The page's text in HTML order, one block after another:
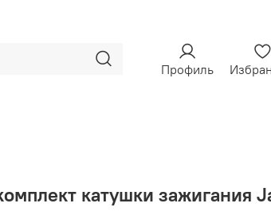
Профиль
катушки зажигания